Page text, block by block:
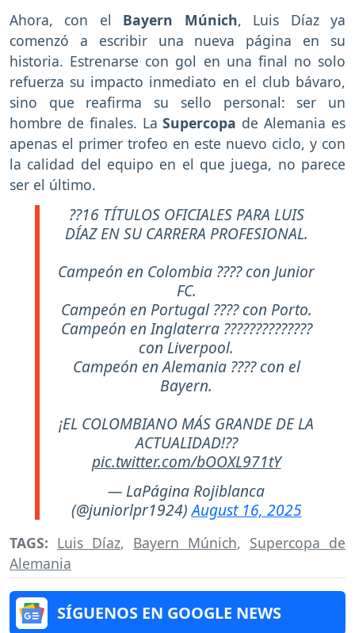
Ahora, con el Bayern Múnich, Luis Díaz ya
comenzó a escribir una nueva página en su
historia. Estrenarse con gol en una final no solo
refuerza su impacto inmediato en el club bávaro,
sino que reafirma su sello personal: ser un
hombre de finales. LaSupercopa de Alemania es
apenas el primer trofeo en este nuevo ciclo, y con
la calidad del equipo en el que juega, no parece
ser el último.
??16 TÍTULOS OFICIALES PARA LUIS
DÍAZ EN SU CARRERA PROFESIONAL.
Campeón en Colombia ???? con Junior
FC.
Campeón en Portugal ???? con Porto.
Campeón en Inglaterra ??????????????
con Liverpool.
Campeón en Alemania ???? con el
Bayern.
¡EL COLOMBIANO MÁS GRANDE DE LA
ACTUALIDAD!??
pic.twitter.com/bOOXL971tY
— LaPágina Rojiblanca
(@juniorlpr1924)August 16, 2025
TAGS: Luis Díaz, Bayern Múnich, Supercopa de
Alemania
SÍGUENOS EN GOOGLE NEWS